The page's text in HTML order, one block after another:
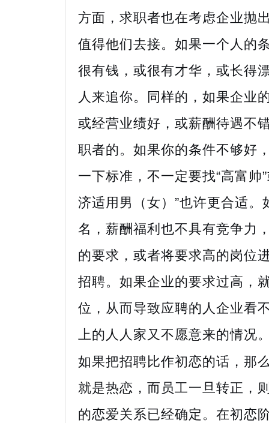
方面，求职者也在考虑企业抛
值得他们去接。如果一个人的
很有钱，或很有才华，或长得
人来追你。同样的，如果企业
或经营业绩好，或薪酬待遇不
职者的。如果你的条件不够好
一下标准，不一定要找“高富帅”
济适用男（女）”也许更合适。
名，薪酬福利也不具有竞争力
的要求，或者将要求高的岗位
招聘。如果企业的要求过高，
位，从而导致应聘的人企业看
上的人人家又不愿意来的情况
如果把招聘比作初恋的话，那
就是热恋，而员工一旦转正，
的恋爱关系已经确定。在初恋